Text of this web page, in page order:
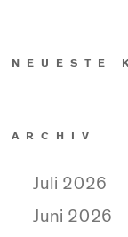
NEUESTE
ARCHIV
Juli 2026
Juni 2026